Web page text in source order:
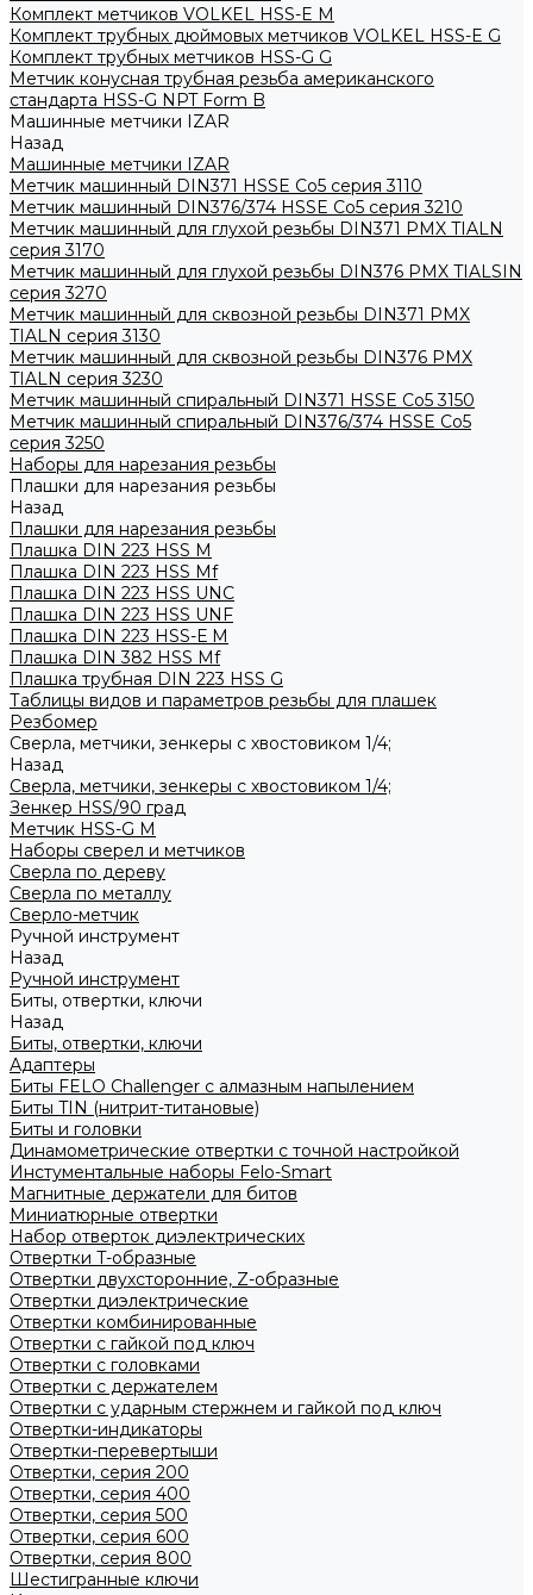
Комплект метчиков VOLKEL HSS-E M
Комплект трубных дюймовых метчиков VOLKEL HSS-E G
Комплект трубных метчиков HSS-G G
Метчик конусная трубная резьба американского
стандарта HSS-G NPT Form B
Машинные метчики IZAR
Назад
Машинные метчики IZAR
Метчик машинный DIN371 HSSE Co5 серия 3110
Метчик машинный DIN376/374 HSSE Co5 серия 3210
Метчик машинный для глухой резьбы DIN371 PMX TIALN
серия 3170
Метчик машинный для глухой резьбы DIN376 PMX TIALSIN
серия 3270
Метчик машинный для сквозной резьбы DIN371 PMX
TIALN серия 3130
Метчик машинный для сквозной резьбы DIN376 PMX
TIALN серия 3230
Метчик машинный спиральный DIN371 HSSE Co5 3150
Метчик машинный спиральный DIN376/374 HSSE Co5
серия 3250
Наборы для нарезания резьбы
Плашки для нарезания резьбы
Назад
Плашки для нарезания резьбы
Плашка DIN 223 HSS M
Плашка DIN 223 HSS Mf
Плашка DIN 223 HSS UNC
Плашка DIN 223 HSS UNF
Плашка DIN 223 HSS-Е M
Плашка DIN 382 HSS Mf
Плашка трубная DIN 223 HSS G
Таблицы видов и параметров резьбы для плашек
Резбомер
Сверла, метчики, зенкеры с хвостовиком 1/4;
Назад
Сверла, метчики, зенкеры с хвостовиком 1/4;
Зенкер HSS/90 град
Метчик HSS-G М
Наборы сверел и метчиков
Сверла по дереву
Сверла по металлу
Сверло-метчик
Ручной инструмент
Назад
Ручной инструмент
Биты, отвертки, ключи
Назад
Биты, отвертки, ключи
Адаптеры
Биты FELO Challenger с алмазным напылением
Биты TIN (нитрит-титановые)
Биты и головки
Динамометрические отвертки с точной настройкой
Инстументальные наборы Felo-Smart
Магнитные держатели для битов
Миниатюрные отвертки
Набор отверток диэлектрических
Отвертки T-образные
Отвертки двухсторонние, Z-образные
Отвертки диэлектрические
Отвертки комбинированные
Отвертки с гайкой под ключ
Отвертки с головками
Отвертки с держателем
Отвертки с ударным стержнем и гайкой под ключ
Отвертки-индикаторы
Отвертки-перевертыши
Отвертки, серия 200
Отвертки, серия 400
Отвертки, серия 500
Отвертки, серия 600
Отвертки, серия 800
Шестигранные ключи